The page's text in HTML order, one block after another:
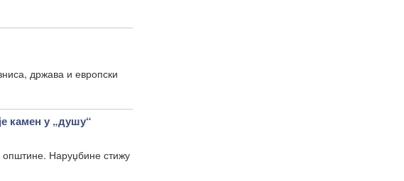
држава и европски
у „душу“
општине. Наруџбине стижу